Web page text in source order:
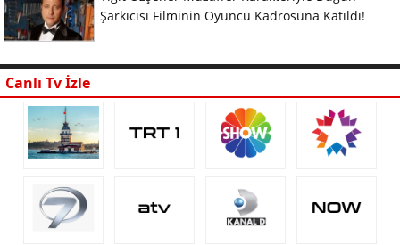
Şarkıcısı Filminin Oyuncu Kadrosuna Katıldı!
Canlı Tv İzle